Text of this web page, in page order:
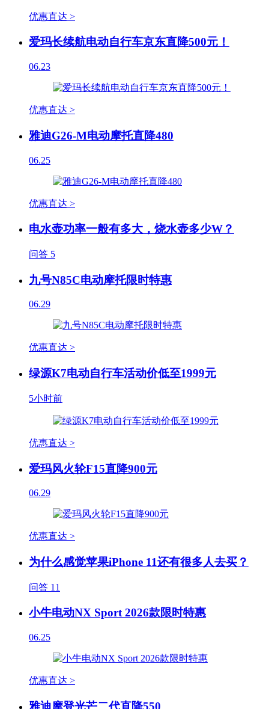
优惠直达 >
爱玛长续航电动自行车京东直降500元！
06.23
优惠直达 >
雅迪G26-M电动摩托直降480
06.25
优惠直达 >
电水壶功率一般有多大，烧水壶多少W？
问答 5
九号N85C电动摩托限时特惠
06.29
优惠直达 >
绿源K7电动自行车活动价低至1999元
5小时前
优惠直达 >
爱玛风火轮F15直降900元
06.29
优惠直达 >
为什么感觉苹果iPhone 11还有很多人去买？
问答 11
小牛电动NX Sport 2026款限时特惠
06.25
优惠直达 >
雅迪摩登光芒二代直降550